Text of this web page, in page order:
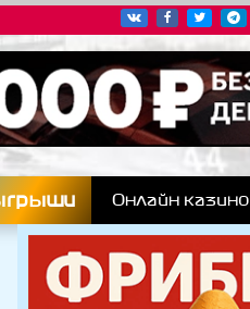
гоночных серий
Онлайн казино